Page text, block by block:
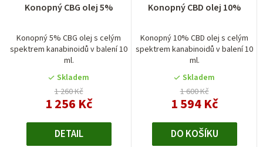
Konopný CBG olej 5%
Konopný 5% CBG olej s celým
spektrem kanabinoidů v balení 10
ml.
Skladem
1 260 Kč
1 256 Kč
DETAIL
Konopný CBD olej 10%
Konopný 10% CBD olej s celým
spektrem kanabinoidů v balení 10
ml.
Skladem
1 600 Kč
1 594 Kč
DO KOŠÍKU